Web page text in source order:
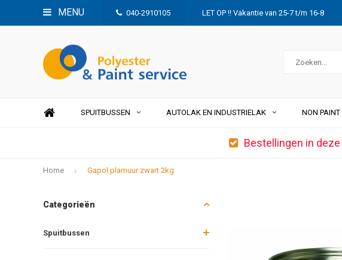
MENU 040-2910105 LET OP !! Vakantie van 25-7 t/m 16-8
SPUITBUSSEN AUTOLAK EN INDUSTRIELAK NON PAINT
Bestellingen in
Home Gapol plamuur zwart 2kg
Categorieën
Spuitbussen